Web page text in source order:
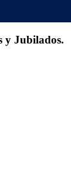
y Jubilados.